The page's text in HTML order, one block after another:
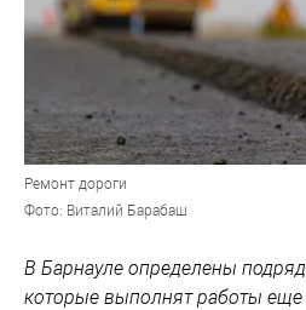
Ремонт дороги
Фото: Виталий Барабаш
В Барнауле определены
которые выполнят работы еще